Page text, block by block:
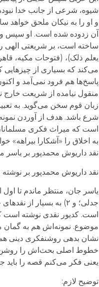
شیوه، شرعی از جانب خدا
و او را به نیکان ملحق
آن زدوده شده است. او سپس
ساخته است، بر شریعتی الهی
می‌کند که بسیاری از
پاسخ‌ها هم فرود نمی‌آمد و
منقول نیامده از شریعت خارج
زبان قوم سخن می‌گوید. به
شرع باشد. هدف از آوردن
است که میراث فکری
به اخلاق را «آشکارا بیراهه»
نقد داریوش محمدپور بر یاسر
نقد داریوش محمدپور بر نوشته
جدلی؛ و ۲) به بسيار
است. کديور نقدی نوشته است
موضوع. نمونه‌اش هم به گمان
نشان بدهی روشنفکری دینی
خطوط اصلی بحث‌اش را روشن
يعنی فکر می‌کنم قصه را بايد
توضیح لازم: